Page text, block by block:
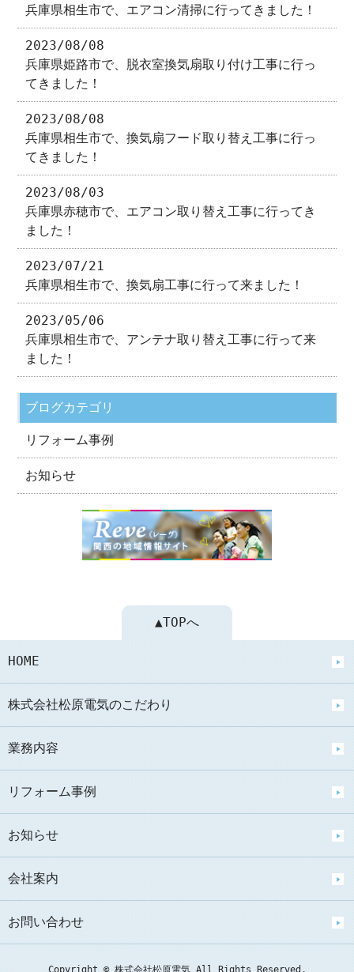
兵庫県相生市で、エアコン清掃に行ってきました！
2023/08/08
兵庫県姫路市で、脱衣室換気扇取り付け工事に行っ
てきました！
2023/08/08
兵庫県相生市で、換気扇フード取り替え工事に行っ
てきました！
2023/08/03
兵庫県赤穂市で、エアコン取り替え工事に行ってき
ました！
2023/07/21
兵庫県相生市で、換気扇工事に行って来ました！
2023/05/06
兵庫県相生市で、アンテナ取り替え工事に行って来
ました！
ブログカテゴリ
リフォーム事例
お知らせ
▲TOPへ
HOME
株式会社松原電気のこだわり
業務内容
リフォーム事例
お知らせ
会社案内
お問い合わせ
Copyright © 株式会社松原電気 All Rights Reserved.